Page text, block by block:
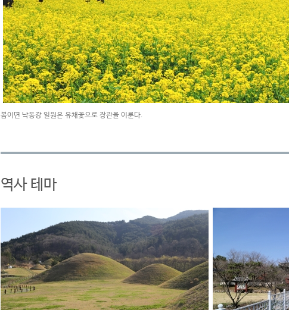
봄이면 낙동강 일원은 유채꽃으로 장관을 이룬다.
역사 테마